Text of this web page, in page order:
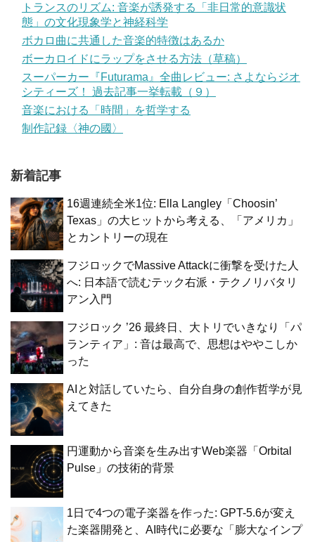
トランスのリズム: 音楽が誘発する「非日常的意識状
態」の文化現象学と神経科学
ボカロ曲に共通した音楽的特徴はあるか
ボーカロイドにラップをさせる方法（草稿）
スーパーカー『Futurama』全曲レビュー: さよならジオ
シティーズ！ 過去記事一挙転載（９）
音楽における「時間」を哲学する
制作記録〈神の國〉
新着記事
16週連続全米1位: Ella Langley「Choosin’
Texas」の大ヒットから考える、「アメリカ」
とカントリーの現在
フジロックでMassive Attackに衝撃を受けた人
へ: 日本語で読むテック右派・テクノリバタリ
アン入門
フジロック ’26 最終日、大トリでいきなり「パ
ランティア」: 音は最高で、思想はややこしか
った
AIと対話していたら、自分自身の創作哲学が見
えてきた
円運動から音楽を生み出すWeb楽器「Orbital
Pulse」の技術的背景
1日で4つの電子楽器を作った: GPT-5.6が変え
た楽器開発と、AI時代に必要な「膨大なインプ